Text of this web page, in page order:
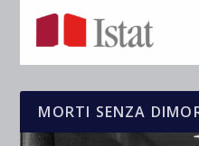
MORTI SENZA